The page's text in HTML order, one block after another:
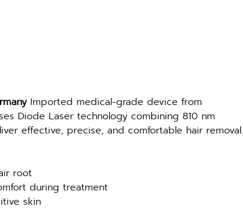
Imported medical-grade device from
Diode Laser technology combining 810 nm
effective, precise, and comfortable hair removal.
root
during treatment
skin